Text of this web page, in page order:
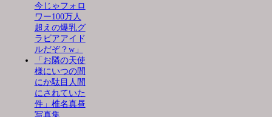
今じゃフォロ
ワー100万人
超えの爆乳グ
ラビアアイド
ルだぞ？w」
「お隣の天使
様にいつの間
にか駄目人間
にされていた
件」椎名真昼
写真集